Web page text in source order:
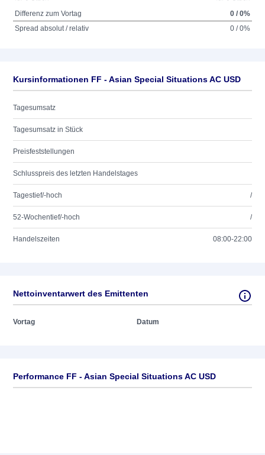
Differenz zum Vortag
0 / 0%
Spread absolut / relativ
0 / 0%
Kursinformationen FF - Asian Special Situations AC USD
Tagesumsatz
Tagesumsatz in Stück
Preisfeststellungen
Schlusspreis des letzten Handelstages
Tagestief/-hoch /
52-Wochentief/-hoch /
Handelszeiten 08:00-22:00
Nettoinventarwert des Emittenten
Vortag Datum
Performance FF - Asian Special Situations AC USD